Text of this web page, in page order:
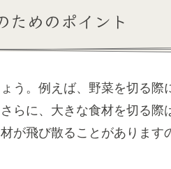
ためのポイント
う。例えば、野菜を切る際
らに、大きな食材を切る際
が飛び散ることがあります